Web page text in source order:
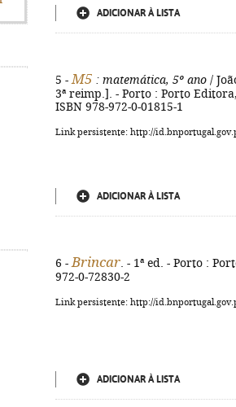
ADICIONAR À LISTA
5 - M5 : matemática, 5º ano /
3ª reimp.]. - Porto : Porto
ISBN 978-972-0-01815-1
Link persistente: http://
ADICIONAR À LISTA
6 - Brincar . - 1ª ed. - Porto :
972-0-72830-2
Link persistente: http://
ADICIONAR À LISTA